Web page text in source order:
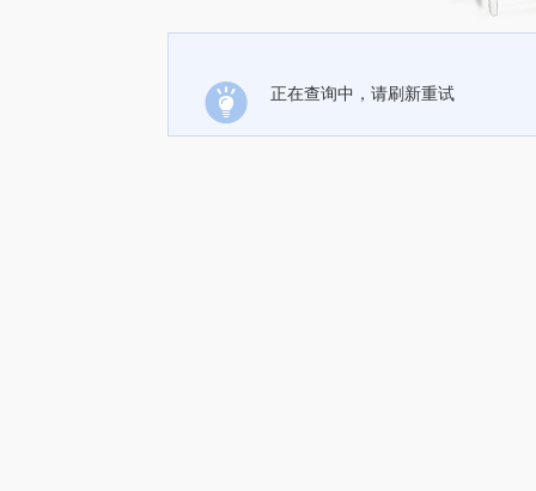
正在查询中，请刷新重试